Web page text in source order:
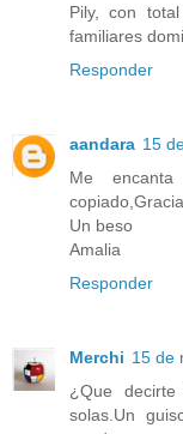
Pily, con
familiares
Responder
aandara 15
Me
Un beso
Amalia
Responder
Merchi 15 de
¿Que
solas.Un